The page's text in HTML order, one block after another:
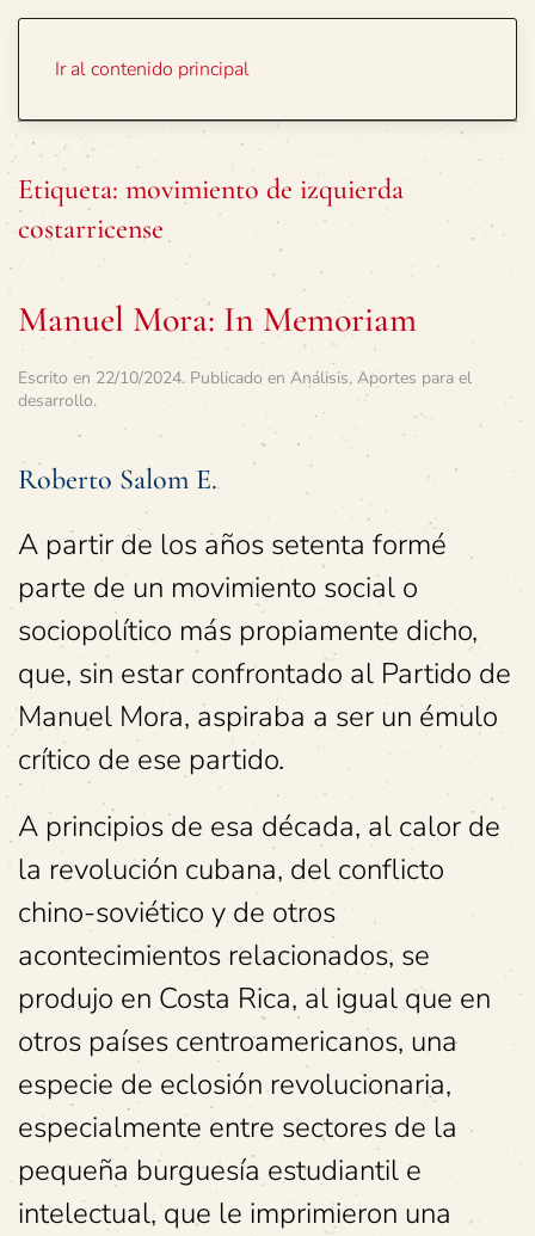
Ir al contenido principal
Etiqueta: movimiento de izquierda
costarricense
Manuel Mora: In Memoriam
Escrito en 22/10/2024. Publicado en Análisis, Aportes para el
desarrollo.
Roberto Salom E.
A partir de los años setenta formé
parte de un movimiento social o
sociopolítico más propiamente dicho,
que, sin estar confrontado al Partido de
Manuel Mora, aspiraba a ser un émulo
crítico de ese partido.
A principios de esa década, al calor de
la revolución cubana, del conflicto
chino-soviético y de otros
acontecimientos relacionados, se
produjo en Costa Rica, al igual que en
otros países centroamericanos, una
especie de eclosión revolucionaria,
especialmente entre sectores de la
pequeña burguesía estudiantil e
intelectual, que le imprimieron una